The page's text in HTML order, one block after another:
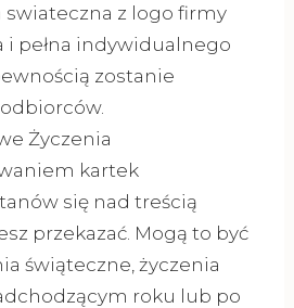
swiateczna z logo firmy
i pełna indywidualnego
zostanie
Życzenia
kartek
się nad treścią
przekazać. Mogą to być
świąteczne, życzenia
roku lub po